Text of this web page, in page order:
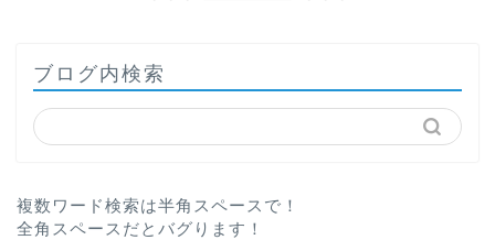
ブログ内検索
複数ワード検索は半角スペースで！
全角スペースだとバグります！